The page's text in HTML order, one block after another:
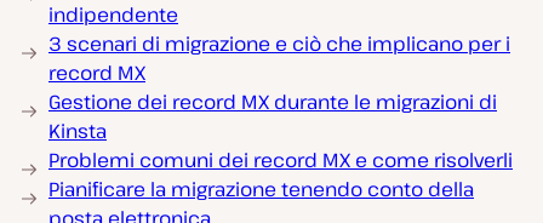
indipendente
3 scenari di migrazione e ciò che implicano per i
record MX
Gestione dei record MX durante le migrazioni di
Kinsta
Problemi comuni dei record MX e come risolverli
Pianificare la migrazione tenendo conto della